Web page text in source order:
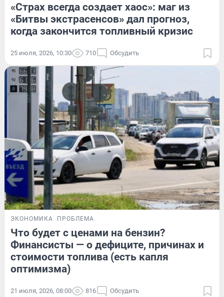
«Страх всегда создает хаос»: маг из
«Битвы экстрасенсов» дал прогноз,
когда закончится топливный кризис
25 июля, 2026, 10:30 710 Обсудить
ЭКОНОМИКА ПРОБЛЕМА
Что будет с ценами на бензин?
Финансисты — о дефиците, причинах и
стоимости топлива (есть капля
оптимизма)
21 июля, 2026, 08:00 816 Обсудить